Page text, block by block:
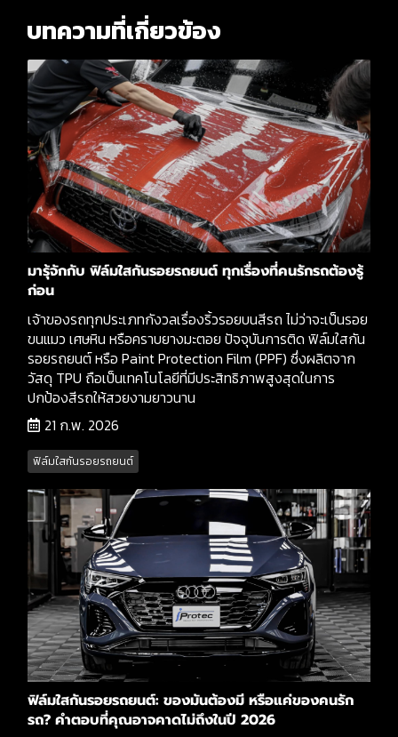
บทความที่เกี่ยวข้อง
มารุ้จักกับ ฟิล์มใสกันรอยรถยนต์ ทุกเรื่องที่คนรักรถต้องรู้
ก่อน
เจ้าของรถทุกประเภทกังวลเรื่องริ้วรอยบนสีรถ ไม่ว่าจะเป็นรอย
ขนแมว เศษหิน หรือคราบยางมะตอย ปัจจุบันการติด ฟิล์มใสกัน
รอยรถยนต์ หรือ Paint Protection Film (PPF) ซึ่งผลิตจาก
วัสดุ TPU ถือเป็นเทคโนโลยีที่มีประสิทธิภาพสูงสุดในการ
ปกป้องสีรถให้สวยงามยาวนาน
21 ก.พ. 2026
ฟิล์มใสกันรอยรถยนต์
ฟิล์มใสกันรอยรถยนต์: ของมันต้องมี หรือแค่ของคนรัก
รถ? คำตอบที่คุณอาจคาดไม่ถึงในปี 2026